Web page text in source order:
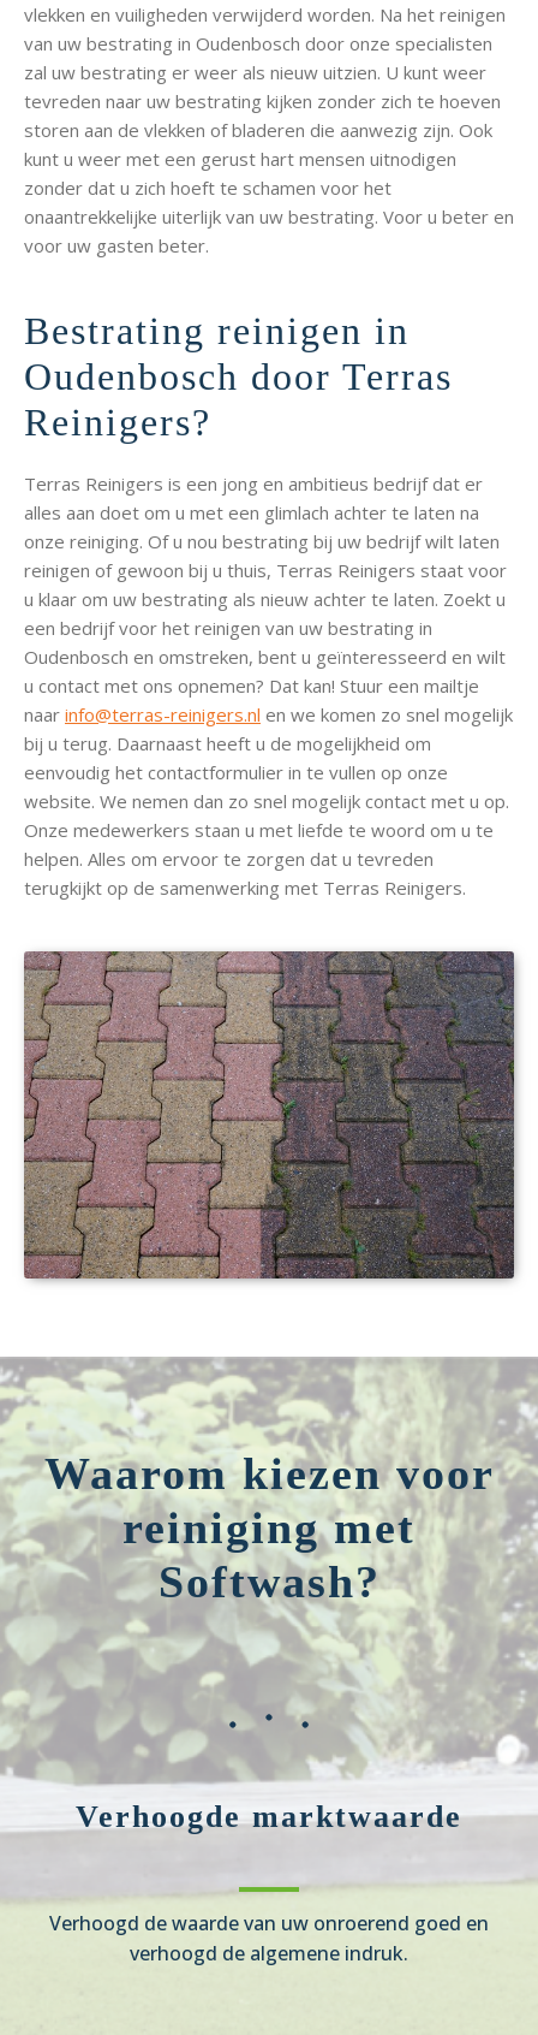
vlekken en vuiligheden verwijderd worden. Na het reinigen
van uw bestrating in Oudenbosch door onze specialisten
zal uw bestrating er weer als nieuw uitzien. U kunt weer
tevreden naar uw bestrating kijken zonder zich te hoeven
storen aan de vlekken of bladeren die aanwezig zijn. Ook
kunt u weer met een gerust hart mensen uitnodigen
zonder dat u zich hoeft te schamen voor het
onaantrekkelijke uiterlijk van uw bestrating. Voor u beter en
voor uw gasten beter.
Bestrating reinigen in
Oudenbosch door Terras
Reinigers?
Terras Reinigers is een jong en ambitieus bedrijf dat er
alles aan doet om u met een glimlach achter te laten na
onze reiniging. Of u nou bestrating bij uw bedrijf wilt laten
reinigen of gewoon bij u thuis, Terras Reinigers staat voor
u klaar om uw bestrating als nieuw achter te laten. Zoekt u
een bedrijf voor het reinigen van uw bestrating in
Oudenbosch en omstreken, bent u geïnteresseerd en wilt
u contact met ons opnemen? Dat kan! Stuur een mailtje
naar info@terras-reinigers.nl en we komen zo snel mogelijk
bij u terug. Daarnaast heeft u de mogelijkheid om
eenvoudig het contactformulier in te vullen op onze
website. We nemen dan zo snel mogelijk contact met u op.
Onze medewerkers staan u met liefde te woord om u te
helpen. Alles om ervoor te zorgen dat u tevreden
terugkijkt op de samenwerking met Terras Reinigers.
Waarom kiezen voor
reiniging met
Softwash?
Verhoogde marktwaarde
Verhoogd de waarde van uw onroerend goed en
verhoogd de algemene indruk.